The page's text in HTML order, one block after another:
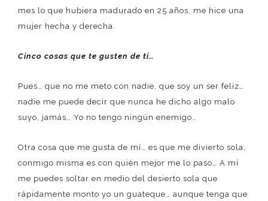
mes lo que hubiera madurado en 25 años, me hice una
mujer hecha y derecha.
Cinco cosas que te gusten de ti…
Pues… que no me meto con nadie, que soy un ser feliz…
nadie me puede decir que nunca he dicho algo malo
suyo, jamás… Yo no tengo ningún enemigo…
Otra cosa que me gusta de mí… es que me divierto sola,
conmigo misma es con quién mejor me lo paso… A mí
me puedes soltar en medio del desierto sola que
rápidamente monto yo un guateque… aunque tenga que